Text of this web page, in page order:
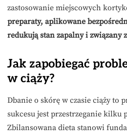
zastosowanie miejscowych
preparaty, aplikowane
redukują stan zapalny i związany
Jak zapobiegać
w ciąży?
Dbanie o skórę w czasie ciąży to
sukcesu jest przestrzeganie kilku
Zbilansowana dieta stanowi